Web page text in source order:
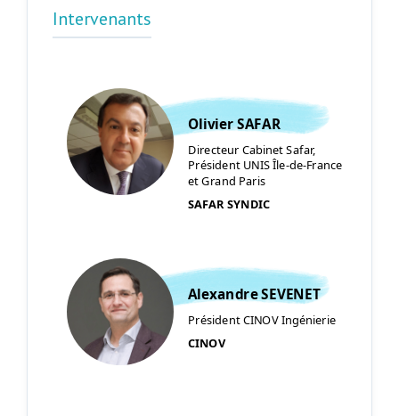
Intervenants
Olivier SAFAR
Directeur Cabinet Safar,
Président UNIS Île-de-France
et Grand Paris
SAFAR SYNDIC
Alexandre SEVENET
Président CINOV Ingénierie
CINOV